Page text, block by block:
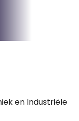
en Industriële